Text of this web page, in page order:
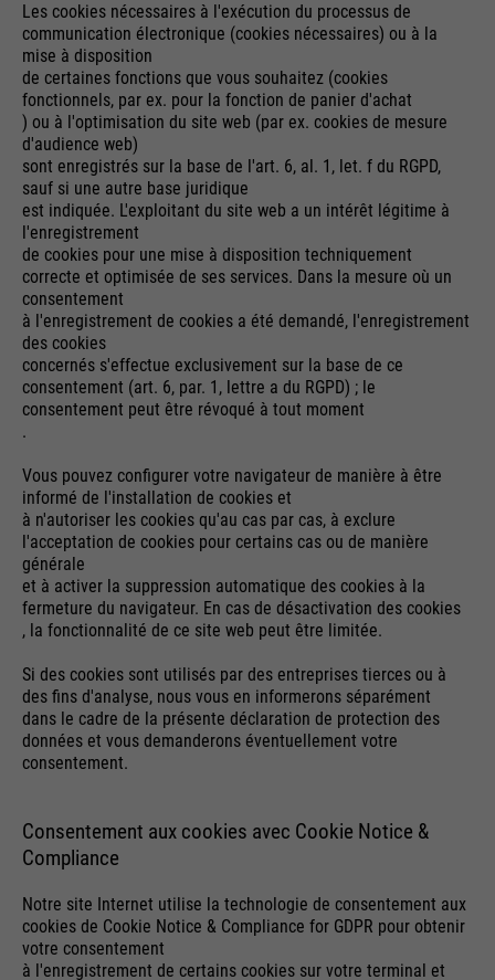
Les cookies nécessaires à l'exécution du processus de
communication électronique (cookies nécessaires) ou à la
mise à disposition
de certaines fonctions que vous souhaitez (cookies
fonctionnels, par ex. pour la fonction de panier d'achat
) ou à l'optimisation du site web (par ex. cookies de mesure
d'audience web)
sont enregistrés sur la base de l'art. 6, al. 1, let. f du RGPD,
sauf si une autre base juridique
est indiquée. L'exploitant du site web a un intérêt légitime à
l'enregistrement
de cookies pour une mise à disposition techniquement
correcte et optimisée de ses services. Dans la mesure où un
consentement
à l'enregistrement de cookies a été demandé, l'enregistrement
des cookies
concernés s'effectue exclusivement sur la base de ce
consentement (art. 6, par. 1, lettre a du RGPD) ; le
consentement peut être révoqué à tout moment
.
Vous pouvez configurer votre navigateur de manière à être
informé de l'installation de cookies et
à n'autoriser les cookies qu'au cas par cas, à exclure
l'acceptation de cookies pour certains cas ou de manière
générale
et à activer la suppression automatique des cookies à la
fermeture du navigateur. En cas de désactivation des cookies
, la fonctionnalité de ce site web peut être limitée.
Si des cookies sont utilisés par des entreprises tierces ou à
des fins d'analyse, nous vous en informerons séparément
dans le cadre de la présente déclaration de protection des
données et vous demanderons éventuellement votre
consentement.
Consentement aux cookies avec Cookie Notice &
Compliance
Notre site Internet utilise la technologie de consentement aux
cookies de Cookie Notice & Compliance for GDPR pour obtenir
votre consentement
à l'enregistrement de certains cookies sur votre terminal et